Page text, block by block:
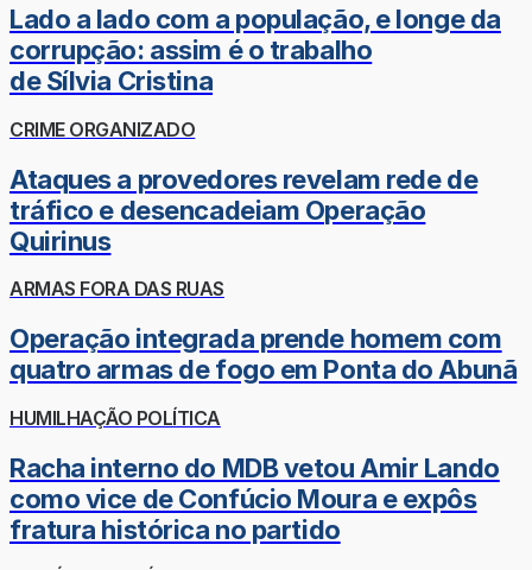
Lado a lado com a população, e longe da
corrupção: assim é o trabalho
de Sílvia Cristina
CRIME ORGANIZADO
Ataques a provedores revelam rede de
tráfico e desencadeiam Operação
Quirinus
ARMAS FORA DAS RUAS
Operação integrada prende homem com
quatro armas de fogo em Ponta do Abunã
HUMILHAÇÃO POLÍTICA
Racha interno do MDB vetou Amir Lando
como vice de Confúcio Moura e expôs
fratura histórica no partido